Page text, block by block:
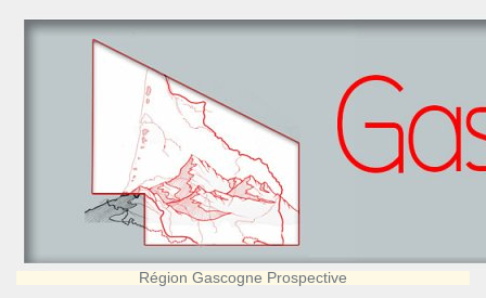
Région Gascogne Prospective